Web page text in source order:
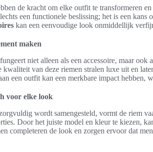
de kracht om elke outfit te transformeren en
een functionele beslissing; het is een
kan een eenvoudige look onmiddellijk
maken
niet alleen als een accessoire, maar ook
kwaliteit van deze riemen stralen luxe uit en
een outfit kan een merkbare impact hebben,
voor elke look
wordt samengesteld, vormt de riem
Door het juiste model en kleur te kiezen,
completeren de look en zorgen ervoor dat